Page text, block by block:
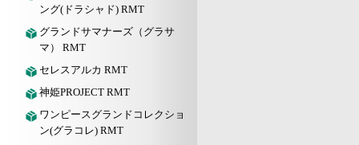
ング(ドラシャド) RMT
グランドサマナーズ（グラサ
マ） RMT
セレスアルカ RMT
神姫PROJECT RMT
ワンピースグランドコレクショ
ン(グラコレ) RMT